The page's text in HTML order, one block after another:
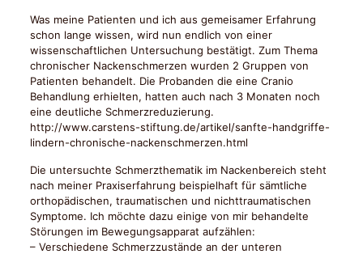
Was meine Patienten und ich aus gemeisamer Erfahrung
schon lange wissen, wird nun endlich von einer
wissenschaftlichen Untersuchung bestätigt. Zum Thema
chronischer Nackenschmerzen wurden 2 Gruppen von
Patienten behandelt. Die Probanden die eine Cranio
Behandlung erhielten, hatten auch nach 3 Monaten noch
eine deutliche Schmerzreduzierung.
http://www.carstens-stiftung.de/artikel/sanfte-handgriffe-
lindern-chronische-nackenschmerzen.html
Die untersuchte Schmerzthematik im Nackenbereich steht
nach meiner Praxiserfahrung beispielhaft für sämtliche
orthopädischen, traumatischen und nichttraumatischen
Symptome. Ich möchte dazu einige von mir behandelte
Störungen im Bewegungsapparat aufzählen:
– Verschiedene Schmerzzustände an der unteren